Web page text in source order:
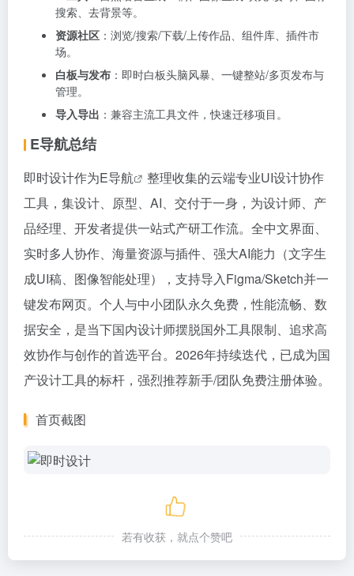
搜索、去背景等。
资源社区 ：浏览/搜索/下载/上传作品、组件库、插件市
场。
白板与发布 ：即时白板头脑风暴、一键整站/多页发布与
管理。
导入导出 ：兼容主流工具文件，快速迁移项目。
E导航总结
即时设计作为E导航
整理收集的云端专业UI设计协作
工具，集设计、原型、AI、交付于一身，为设计师、产
品经理、开发者提供一站式产研工作流。全中文界面、
实时多人协作、海量资源与插件、强大AI能力（文字生
成UI稿、图像智能处理），支持导入Figma/Sketch并一
键发布网页。个人与中小团队永久免费，性能流畅、数
据安全，是当下国内设计师摆脱国外工具限制、追求高
效协作与创作的首选平台。2026年持续迭代，已成为国
产设计工具的标杆，强烈推荐新手/团队免费注册体验。
首页截图
若有收获，就点个赞吧